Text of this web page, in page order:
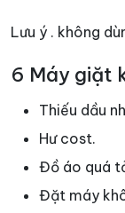
Lưu ý . không
6 Máy giặt
Thiếu dầu
Hư cost.
Đồ áo quá
Đặt máy